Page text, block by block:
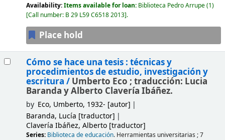
Availability:Items available for loan: Biblioteca Pedro Arrupe(1)
Call number: B 29 L59 C6518 2013 .
Place hold
Cómo se hace una tesis : técnicas y
procedimientos de estudio, investigación y
escritura / Umberto Eco ; traducción: Lucia
Baranda y Alberto Clavería Ibáñez.
by Eco, Umberto, 1932- [autor]
Baranda, Lucía [traductor]
Clavería Ibáñez, Alberto[traductor]
Series: Biblioteca de educación. Herramientas universitarias ; 7